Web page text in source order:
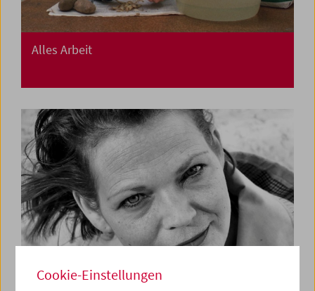
Alles Arbeit
Cookie-Einstellungen